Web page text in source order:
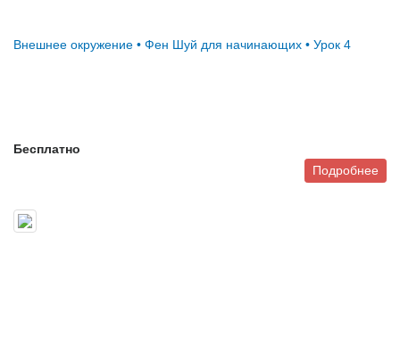
Внешнее окружение • Фен Шуй для начинающих • Урок 4
Бесплатно
Подробнее